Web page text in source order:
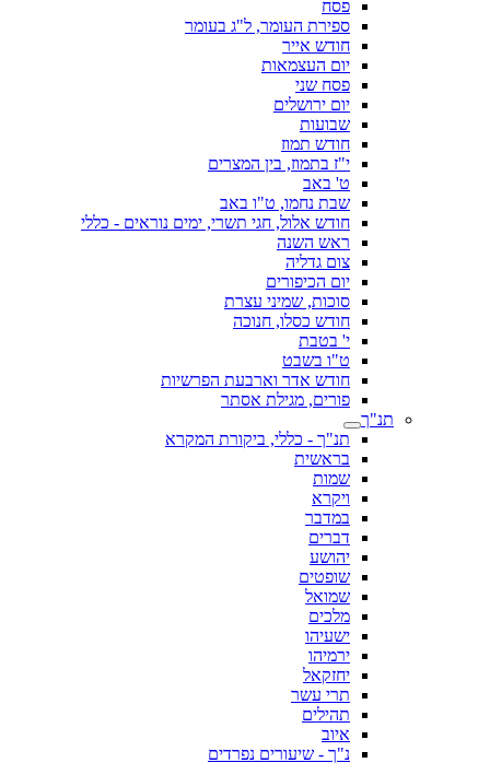
פסח
ספירת העומר, ל"ג בעומר
חודש אייר
יום העצמאות
פסח שני
יום ירושלים
שבועות
חודש תמוז
י"ז בתמוז, בין המצרים
ט' באב
שבת נחמו, ט"ו באב
חודש אלול, חגי תשרי, ימים נוראים - כללי
ראש השנה
צום גדליה
יום הכיפורים
סוכות, שמיני עצרת
חודש כסלו, חנוכה
י' בטבת
ט"ו בשבט
חודש אדר וארבעת הפרשיות
פורים, מגילת אסתר
תנ"ך
תנ"ך - כללי, ביקורת המקרא
בראשית
שמות
ויקרא
במדבר
דברים
יהושע
שופטים
שמואל
מלכים
ישעיהו
ירמיהו
יחזקאל
תרי עשר
תהילים
איוב
נ"ך - שיעורים נפרדים